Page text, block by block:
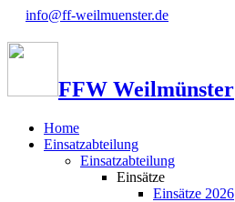
info@ff-weilmuenster.de
FFW Weilmünster
Home
Einsatzabteilung
Einsatzabteilung
Einsätze
Einsätze 2026